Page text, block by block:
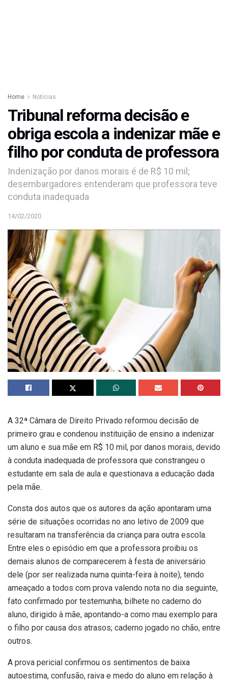
Home Notícias
Tribunal reforma decisão e
obriga escola a indenizar mãe e
filho por conduta de professora
Indenização por danos morais é de R$ 10 mil;
desembargadores entenderam que professora teve
conduta inadequada
14/02/2020
A 32ª Câmara de Direito Privado reformou decisão de
primeiro grau e condenou instituição de ensino a indenizar
um aluno e sua mãe em R$ 10 mil, por danos morais, devido
à conduta inadequada de professora que constrangeu o
estudante em sala de aula e questionava a educação dada
pela mãe.
Consta dos autos que os autores da ação apontaram uma
série de situações ocorridas no ano letivo de 2009 que
resultaram na transferência da criança para outra escola.
Entre eles o episódio em que a professora proibiu os
demais alunos de comparecerem à festa de aniversário
dele (por ser realizada numa quinta-feira à noite), tendo
ameaçado a todos com prova valendo nota no dia seguinte,
fato confirmado por testemunha; bilhete no caderno do
aluno, dirigido à mãe, apontando-a como mau exemplo para
o filho por causa dos atrasos; caderno jogado no chão, entre
outros.
A prova pericial confirmou os sentimentos de baixa
autoestima, confusão, raiva e medo do aluno em relação à